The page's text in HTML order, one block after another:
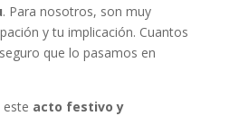
. Para nosotros, son muy
y tu implicación. Cuantos
que lo pasamos en
este acto festivo y